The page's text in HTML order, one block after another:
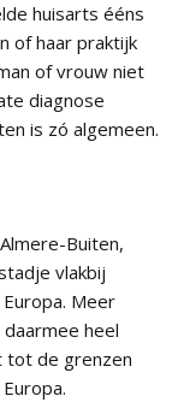
huisarts ééns
of haar praktijk
of vrouw niet
diagnose
is zó algemeen.
Buiten,
vlakbij
Meer
heel
tot de grenzen